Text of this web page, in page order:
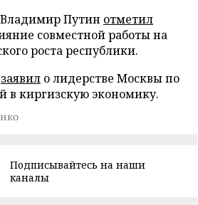
Путин отметил
совместной работы на
роста республики.
заявил о лидерстве Москвы по
в киргизскую экономику.
Подписывайтесь на наши
каналы